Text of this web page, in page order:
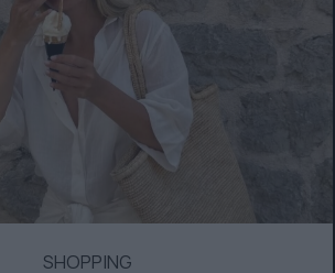
SHOPPING